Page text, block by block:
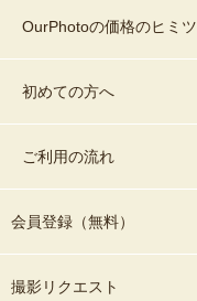
OurPhotoの価格のヒミツ
初めての方へ
ご利用の流れ
会員登録（無料）
撮影リクエスト